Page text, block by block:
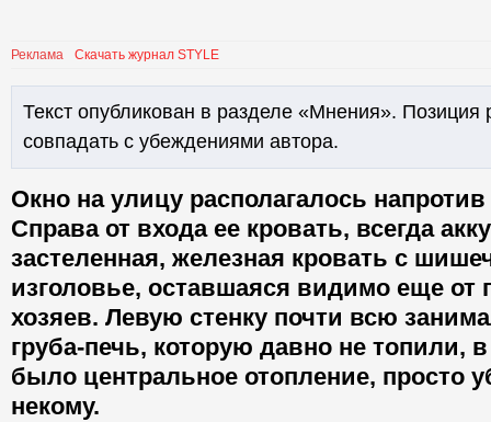
Реклама Скачать журнал STYLE
Текст опубликован в разделе «Мнения». Позиция
совпадать с убеждениями автора.
Окно на улицу располагалось
Справа от входа ее кровать, всегда
застеленная, железная кровать с
изголовье, оставшаяся видимо еще
хозяев. Левую стенку почти всю
груба-печь, которую давно не топили,
было центральное отопление, просто
некому.